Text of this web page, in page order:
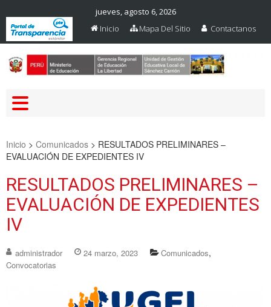
jueves, agosto 6, 2026
Inicio
Mapa Del Sitio Contactanos
Inicio > Comunicados > RESULTADOS PRELIMINARES –
EVALUACIÓN DE EXPEDIENTES IV
RESULTADOS PRELIMINARES –
EVALUACIÓN DE EXPEDIENTES
IV
administrador 24 marzo, 2023 Comunicados,
Convocatorias